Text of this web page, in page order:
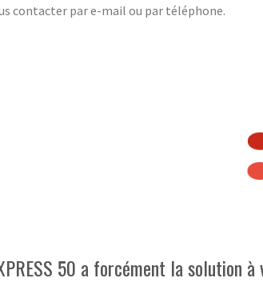
contacter par e-mail ou par téléphone.
50 a forcément la solution